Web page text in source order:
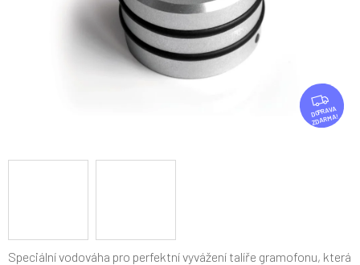
Z
D
A
ZDARMA
Speciální vodováha pro perfektní vyvážení talíře gramofonu, která